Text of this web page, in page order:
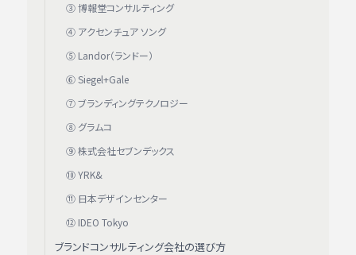
③ 博報堂コンサルティング
④ アクセンチュア ソング
⑤ Landor（ランドー）
⑥ Siegel+Gale
⑦ ブランディングテクノロジー
⑧ グラムコ
⑨ 株式会社セブンデックス
⑩ YRK&
⑪ 日本デザインセンター
⑫ IDEO Tokyo
ブランドコンサルティング会社の選び方